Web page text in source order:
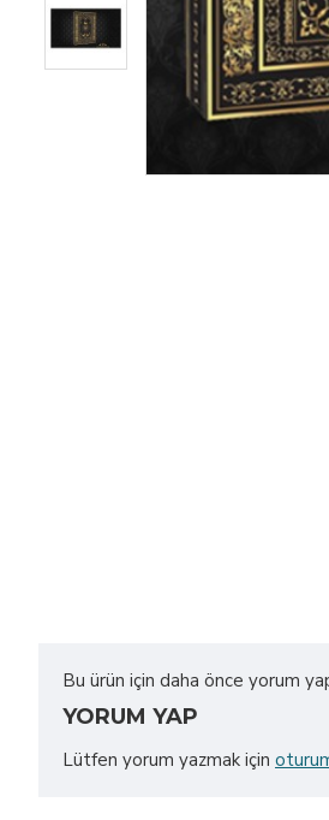
Bu ürün için daha önce yorum
YORUM YAP
Lütfen yorum yazmak için